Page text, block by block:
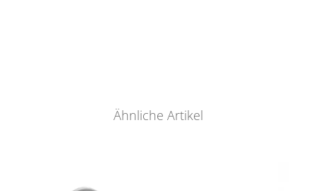
Ähnliche Artikel